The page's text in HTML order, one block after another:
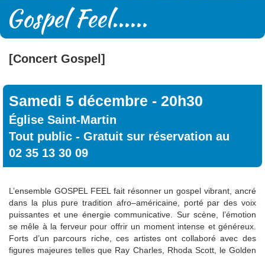
Gospel Feel......
[Concert Gospel]
Samedi 5 décembre - 20h30
Ég lise Saint-Martin
Tout public - Gratuit sur réservation au
02 35 13 30 09
L’ensemble GOSPEL FEEL fait résonner un gospel vibrant, ancré
dans la plus pure tradition afro–américaine, porté par des voix
puissantes et une énergie communicative. Sur scène, l’émotion
se mêle à la ferveur pour offrir un moment intense et généreux.
Forts d’un parcours riche, ces artistes ont collaboré avec des
figures majeures telles que Ray Charles, Rhoda Scott, le Golden